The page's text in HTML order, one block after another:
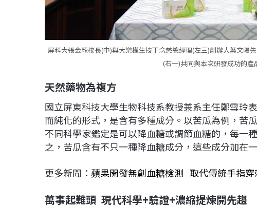
屏科大張金龍校長(中)與大樂檬生技丁念慈總經理(左三)創辦人葉文陽
(右一)共同與本次研發成功的
天然藥物為複方
國立屏東科技大學生物科技系教授兼系主任鄭雪玲
而純化的形式，是含有多種成分。以苦瓜為例，苦
不同科學家鑑定是可以降血糖或調節血糖的，每一
之，苦瓜含有不只一種降血糖成分，這些成分加在
更多新聞： 蘋果開發無創血糖檢測 取代傳統手指穿
萬事起難頭 現代科學+驗證+濃縮提煉開先趨